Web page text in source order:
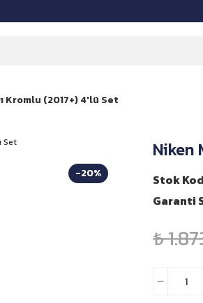
Kromlu (2017+) 4'lü Set
-20%
Niken
Stok
Garanti
₺